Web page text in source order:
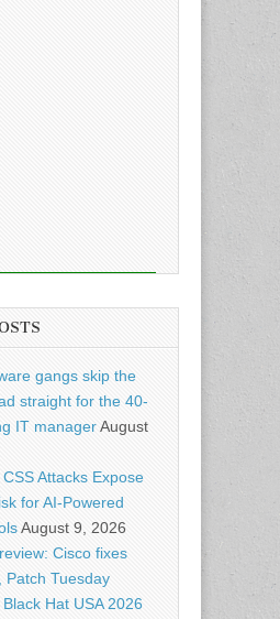
gangs skip the
straight for the 40-
IT managerAugust
Attacks Expose
for AI-Powered
August 9, 2026
Cisco fixes
Patch Tuesday
Hat USA 2026